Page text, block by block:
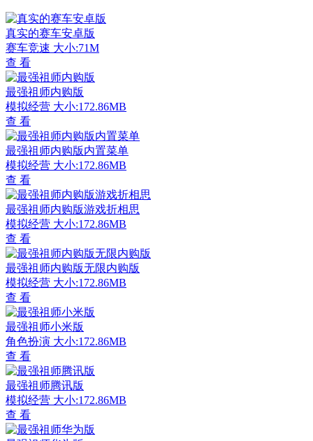
真实的赛车安卓版
赛车竞速 大小:71M
查 看
最强祖师内购版
模拟经营 大小:172.86MB
查 看
最强祖师内购版内置菜单
模拟经营 大小:172.86MB
查 看
最强祖师内购版游戏折相思
模拟经营 大小:172.86MB
查 看
最强祖师内购版无限内购版
模拟经营 大小:172.86MB
查 看
最强祖师小米版
角色扮演 大小:172.86MB
查 看
最强祖师腾讯版
模拟经营 大小:172.86MB
查 看